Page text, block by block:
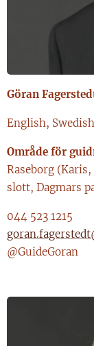
Göran
English,
Område för
Raseborg
slott, Dagmars
044 523 1215
@GuideGoran